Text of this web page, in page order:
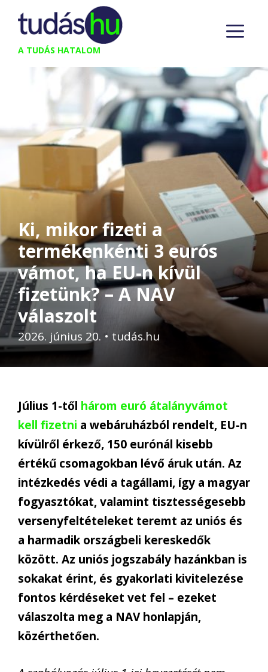
Kilépés
tartalomba
A TUDÁS HATALOM
Ki, mikor fizeti a
termékenkénti 3 eurós
vámot, ha EU-n kívül
fizetünk? – A NAV
válaszolt
2026. június 20. • tudás.hu
Július 1-től három euró átalányvámot
kell fizetni a webáruházból rendelt, EU-n
kívülről érkező, 150 eurónál kisebb
értékű csomagokban lévő áruk után. Az
intézkedés védi a tagállami, így a magyar
fogyasztókat, valamint tisztességesebb
versenyfeltételeket teremt az uniós és
a harmadik országbeli kereskedők
között. Az uniós jogszabály hazánkban is
sokakat érint, és gyakorlati kivitelezése
fontos kérdéseket vet fel – ezeket
válaszolta meg a NAV honlapján,
közérthetően.